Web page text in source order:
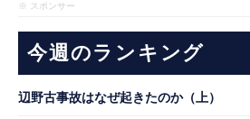
※ スポンサー
今週のランキング
辺野古事故はなぜ起きたのか（上）